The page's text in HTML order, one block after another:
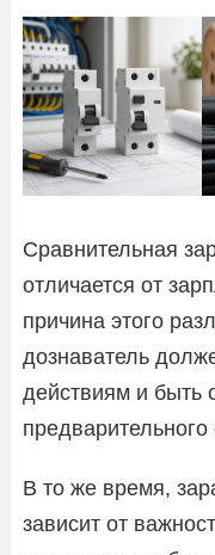
Сравнительная
отличается от
причина этого
дознаватель
действиям и быть
предварительного
В то же время,
зависит от